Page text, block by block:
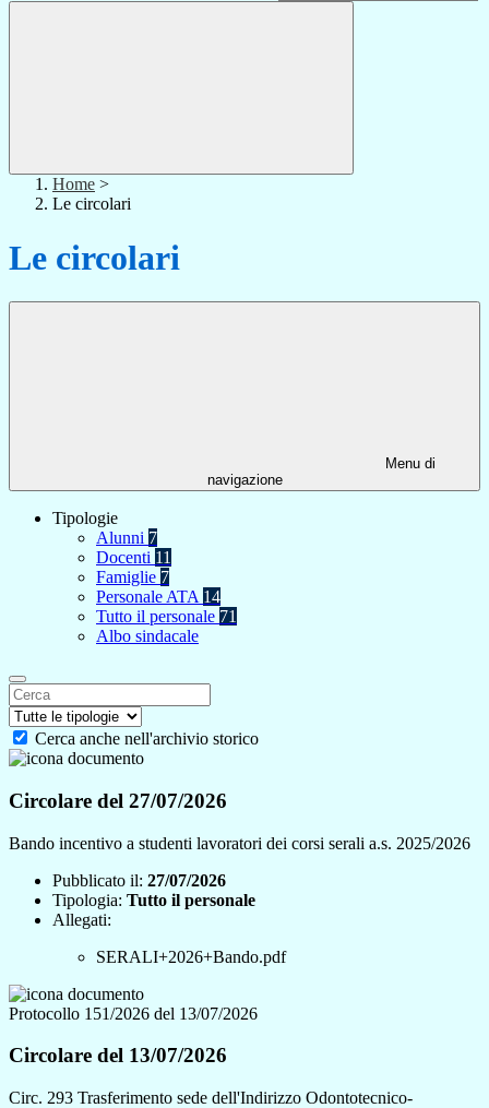
Home >
Le circolari
Le circolari
Menu di
navigazione
Tipologie
Alunni 7
Docenti 11
Famiglie 7
Personale ATA 14
Tutto il personale 71
Albo sindacale
Cerca anche nell'archivio storico
Circolare del 27/07/2026
Bando incentivo a studenti lavoratori dei corsi serali a.s. 2025/2026
Pubblicato il: 27/07/2026
Tipologia: Tutto il personale
Allegati:
SERALI+2026+Bando.pdf
Protocollo 151/2026 del 13/07/2026
Circolare del 13/07/2026
Circ. 293 Trasferimento sede dell'Indirizzo Odontotecnico-